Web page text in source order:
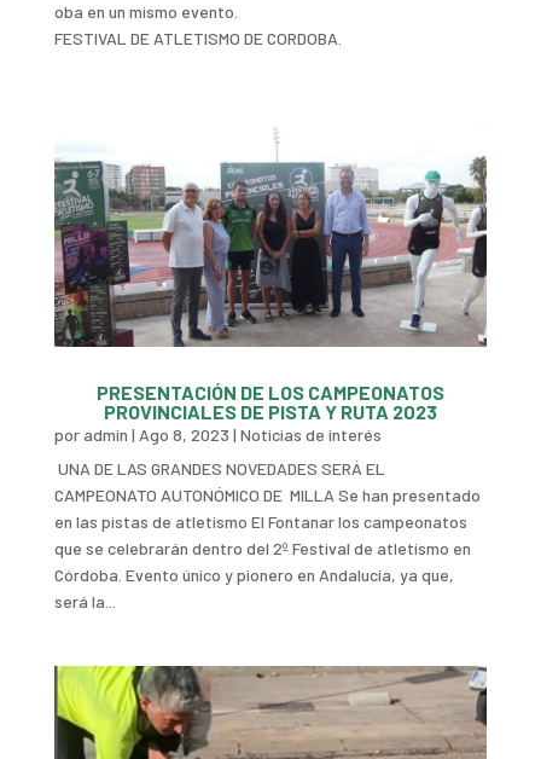
oba en un mismo evento.
FESTIVAL DE ATLETISMO DE CORDOBA.
PRESENTACIÓN DE LOS CAMPEONATOS
PROVINCIALES DE PISTA Y RUTA 2023
poradmin | Ago 8, 2023 | Noticias de interés
UNA DE LAS GRANDES NOVEDADES SERÁ EL
CAMPEONATO AUTONÓMICO DE MILLA Se han presentado
en las pistas de atletismo El Fontanar los campeonatos
que se celebrarán dentro del 2º Festival de atletismo en
Córdoba. Evento único y pionero en Andalucía, ya que,
será la...